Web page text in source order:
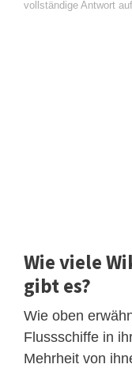
vollständige Antwort
Wie viele
gibt es?
Wie oben
Flussschiffe in
Mehrheit von